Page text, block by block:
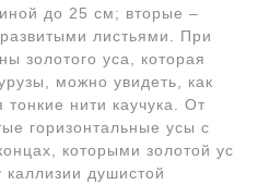
до 25 см; вторые –
листьями. При
золотого уса, которая
можно увидеть, как
нити каучука. От
горизонтальные усы с
которыми золотой ус
душистой